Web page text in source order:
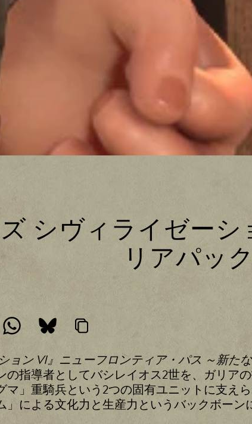
ズ シヴィライゼー
リアパック
ョン VI』ニューフロンティア・パス ～新た
指導者としてバシレイオス2世を、ガリア
」重騎兵という2つの固有ユニットに支え
による文化力と生産力というバックボーン